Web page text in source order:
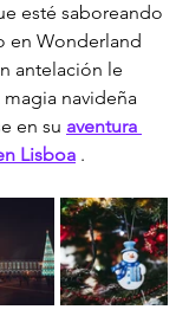
esté saboreando
en Wonderland
antelación le
magia navideña
en su aventura
Lisboa .